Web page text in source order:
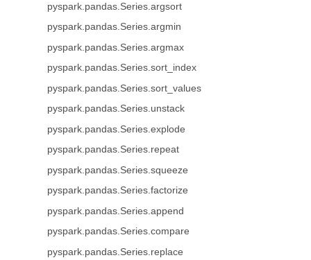
pyspark.pandas.Series.argsort
pyspark.pandas.Series.argmin
pyspark.pandas.Series.argmax
pyspark.pandas.Series.sort_index
pyspark.pandas.Series.sort_values
pyspark.pandas.Series.unstack
pyspark.pandas.Series.explode
pyspark.pandas.Series.repeat
pyspark.pandas.Series.squeeze
pyspark.pandas.Series.factorize
pyspark.pandas.Series.append
pyspark.pandas.Series.compare
pyspark.pandas.Series.replace